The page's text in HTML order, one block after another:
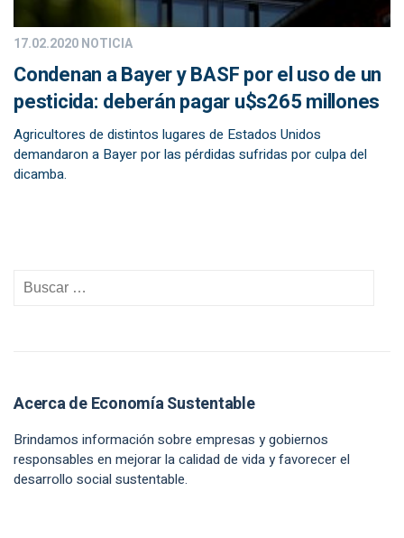
17.02.2020NOTICIA
Condenan a Bayer y BASF por el uso de un
pesticida: deberán pagar u$s265 millones
Agricultores de distintos lugares de Estados Unidos
demandaron a Bayer por las pérdidas sufridas por culpa del
dicamba.
Acerca de Economía Sustentable
Brindamos información sobre empresas y gobiernos
responsables en mejorar la calidad de vida y favorecer el
desarrollo social sustentable.